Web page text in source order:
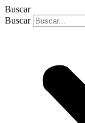
Buscar
Buscar